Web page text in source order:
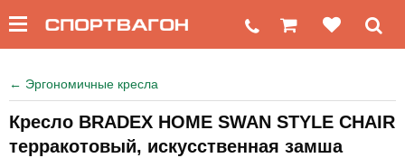
← Эргономичные кресла
Кресло BRADEX HOME SWAN STYLE CHAIR
терракотовый, искусственная замша